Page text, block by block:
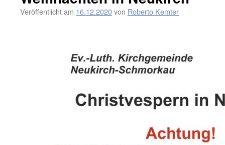
Veröffentlicht am 16.12.2020von Roberto Kemter